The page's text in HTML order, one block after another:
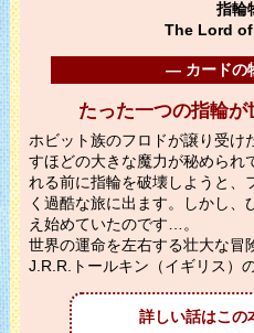
指輪
The Lord
― カードの
たった一つの指輪
ホビット族のフロドが譲り受け
すほどの大きな魔力が秘めら
れる前に指輪を破壊しようと、
く過酷な旅に出ます。しかし
え始めていたのです…。
世界の運命を左右する壮大な冒
J.R.R.トールキン（イギリス）
詳しい話はこの